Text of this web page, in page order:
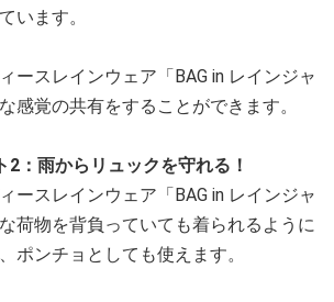
います。
ースレインウェア「BAG in レインジャ
感覚の共有をすることができます。
2：雨からリュックを守れる！
ースレインウェア「BAG in レインジャ
荷物を背負っていても着られるように
ポンチョとしても使えます。